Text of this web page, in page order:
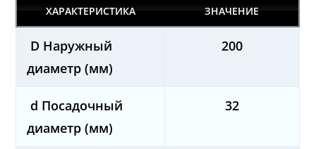
ХАРАКТЕРИСТИКА ЗНАЧЕНИЕ
D Наружный
диаметр (мм)
200
d Посадочный
диаметр (мм)
32